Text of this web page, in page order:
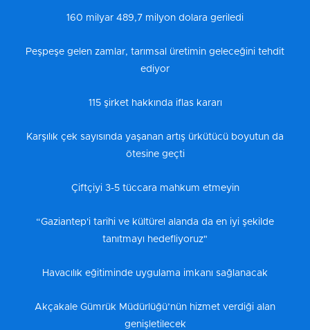
160 milyar 489,7 milyon dolara geriledi
Peşpeşe gelen zamlar, tarımsal üretimin geleceğini tehdit
ediyor
115 şirket hakkında iflas kararı
Karşılık çek sayısında yaşanan artış ürkütücü boyutun da
ötesine geçti
Çiftçiyi 3-5 tüccara mahkum etmeyin
“Gaziantep'i tarihi ve kültürel alanda da en iyi şekilde
tanıtmayı hedefliyoruz"
Havacılık eğitiminde uygulama imkanı sağlanacak
Akçakale Gümrük Müdürlüğü’nün hizmet verdiği alan
genişletilecek